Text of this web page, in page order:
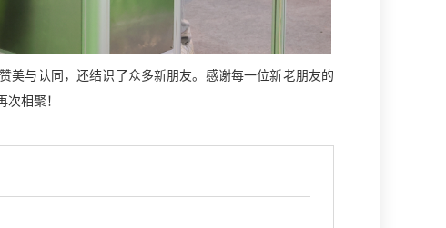
美与认同，还结识了众多新朋友。感谢每一位新老朋友的
相聚！